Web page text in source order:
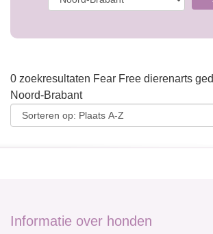
0 zoekresultaten Fear Free dierenarts
Noord-Brabant
Informatie over honden